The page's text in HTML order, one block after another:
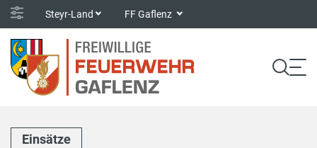
Steyr-Land FF Gaflenz
Einsätze